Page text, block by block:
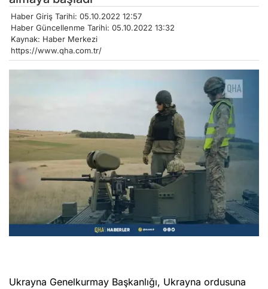
Haber Giriş Tarihi: 05.10.2022 12:57
Haber Güncellenme Tarihi: 05.10.2022 13:32
Kaynak: Haber Merkezi
https://www.qha.com.tr/
Ukrayna Genelkurmay Başkanlığı, Ukrayna ordusuna